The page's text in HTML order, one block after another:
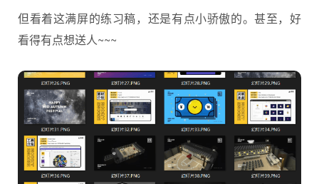
但看着这满屏的练习稿，还是有点小骄傲的。甚至，好
看得有点想送人~~~